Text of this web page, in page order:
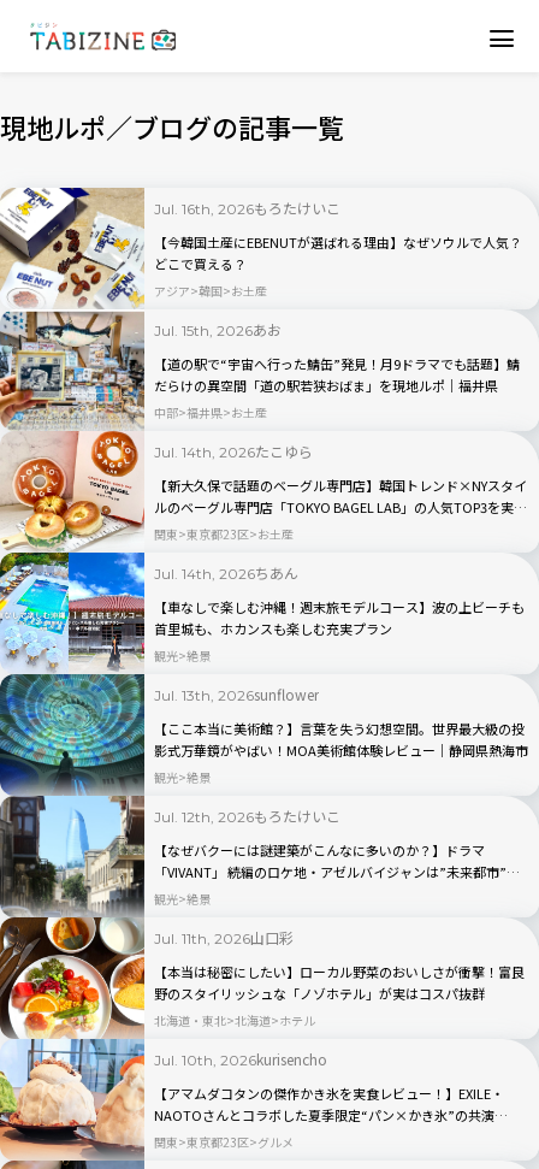
現地ルポ／ブログの記事一覧
Jul. 16th, 2026もろたけいこ
【今韓国土産にEBENUTが選ばれる理由】なぜソウルで人気？
どこで買える？
アジア 韓国 お土産
Jul. 15th, 2026あお
【道の駅で“宇宙へ行った鯖缶”発見！月9ドラマでも話題】鯖
だらけの異空間「道の駅若狭おばま」を現地ルポ｜福井県
中部 福井県 お土産
Jul. 14th, 2026たこゆら
【新大久保で話題のベーグル専門店】韓国トレンド×NYスタイ
ルのベーグル専門店「TOKYO BAGEL LAB」の人気TOP3を実食
レビュー
関東 東京都23区 お土産
Jul. 14th, 2026ちあん
【車なしで楽しむ沖縄！週末旅モデルコース】波の上ビーチも
首里城も、ホカンスも楽しむ充実プラン
観光 絶景
Jul. 13th, 2026sunflower
【ここ本当に美術館？】言葉を失う幻想空間。世界最大級の投
影式万華鏡がやばい！MOA美術館体験レビュー｜静岡県熱海市
観光 絶景
Jul. 12th, 2026もろたけいこ
【なぜバクーには謎建築がこんなに多いのか？】ドラマ
「VIVANT」 続編のロケ地・アゼルバイジャンは”未来都市”だ
った！
観光 絶景
Jul. 11th, 2026山口彩
【本当は秘密にしたい】ローカル野菜のおいしさが衝撃！富良
野のスタイリッシュな「ノゾホテル」が実はコスパ抜群
北海道・東北 北海道 ホテル
Jul. 10th, 2026kurisencho
【アマムダコタンの傑作かき氷を実食レビュー！】EXILE・
NAOTOさんとコラボした夏季限定“パン×かき氷”の共演
「AMAM DACOTAN cafe&bake」｜表参道
関東 東京都23区 グルメ